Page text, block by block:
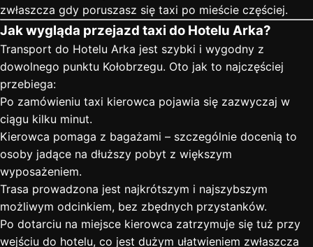
zwłaszcza gdy poruszasz się taxi po mieście częściej.
Jak wygląda przejazd taxi do Hotelu Arka?
Transport do Hotelu Arka jest szybki i wygodny z
dowolnego punktu Kołobrzegu. Oto jak to najczęściej
przebiega:
Po zamówieniu taxi kierowca pojawia się zazwyczaj w
ciągu kilku minut.
Kierowca pomaga z bagażami – szczególnie docenią to
osoby jadące na dłuższy pobyt z większym
wyposażeniem.
Trasa prowadzona jest najkrótszym i najszybszym
możliwym odcinkiem, bez zbędnych przystanków.
Po dotarciu na miejsce kierowca zatrzymuje się tuż przy
wejściu do hotelu, co jest dużym ułatwieniem zwłaszcza